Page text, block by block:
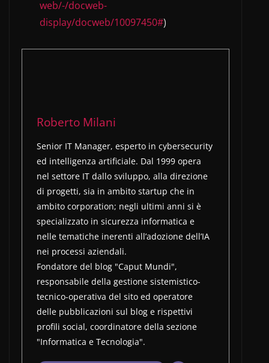
web/-/docweb-
display/docweb/10097450#)
Roberto Milani
Senior IT Manager, esperto in cybersecurity
ed intelligenza artificiale. Dal 1999 opera
nel settore IT dallo sviluppo, alla direzione
di progetti, sia in ambito startup che in
ambito corporation; negli ultimi anni si è
specializzato in sicurezza informatica e
nelle tematiche inerenti all’adozione dell’IA
nei processi aziendali.
Fondatore del blog "Caput Mundi",
responsabile della gestione sistemistico-
tecnico-operativa del sito ed operatore
delle pubblicazioni sul blog e rispettivi
profili social, coordinatore della sezione
"Informatica e Tecnologia".